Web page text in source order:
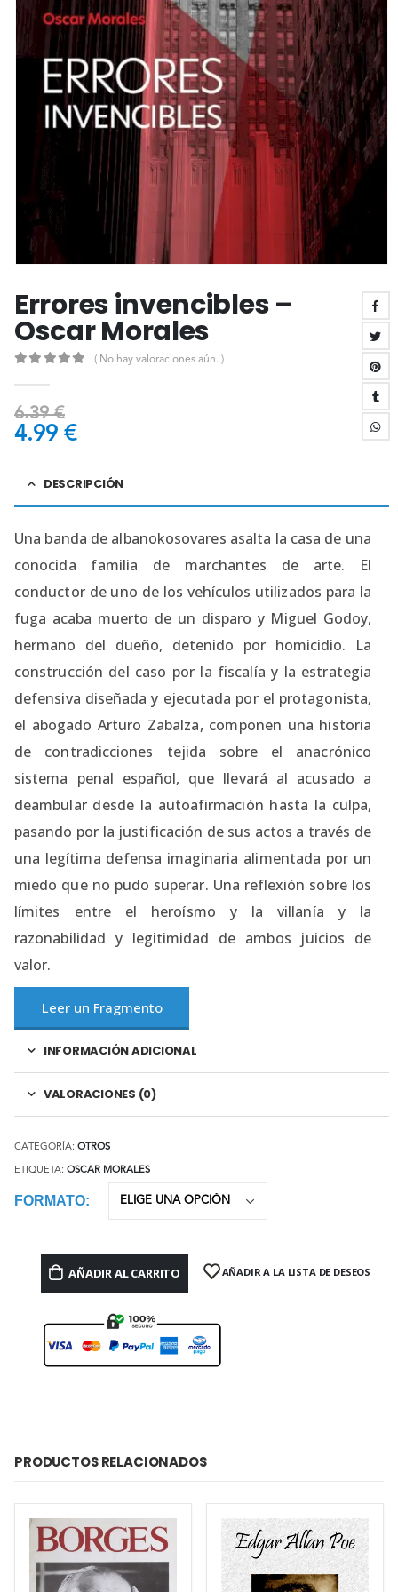
Errores invencibles –
Oscar Morales
( No hay valoraciones aún. )
6.39€
4.99 €
DESCRIPCIÓN
Una banda de albanokosovares asalta la casa de una
conocida familia de marchantes de arte. El
conductor de uno de los vehículos utilizados para la
fuga acaba muerto de un disparo y Miguel Godoy,
hermano del dueño, detenido por homicidio. La
construcción del caso por la fiscalía y la estrategia
defensiva diseñada y ejecutada por el protagonista,
el abogado Arturo Zabalza, componen una historia
de contradicciones tejida sobre el anacrónico
sistema penal español, que llevará al acusado a
deambular desde la autoafirmación hasta la culpa,
pasando por la justificación de sus actos a través de
una legítima defensa imaginaria alimentada por un
miedo que no pudo superar. Una reflexión sobre los
límites entre el heroísmo y la villanía y la
razonabilidad y legitimidad de ambos juicios de
valor.
Leer un Fragmento
INFORMACIÓN ADICIONAL
VALORACIONES (0)
CATEGORÍA: OTROS
ETIQUETA: OSCAR MORALES
FORMATO
AÑADIR AL CARRITO AÑADIR A LA LISTA DE DESEOS
PRODUCTOS RELACIONADOS